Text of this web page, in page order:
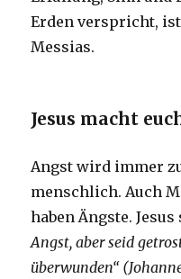
Erden verspricht,
Messias.
Jesus macht
Angst wird immer
menschlich. Auch
haben Ängste. Jesus
Angst, aber seid
überwunden“